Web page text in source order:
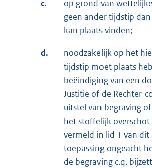
c.
op grond van
geen ander tijdstip
kan plaats vinden;
d.
noodzakelijk op het
tijdstip moet plaats
beëindiging van een
Justitie of de Rechter-
uitstel van begraving
het stoffelijk overschot
vermeld in lid 1 van dit
toepassing ongeacht
de begraving c.q.